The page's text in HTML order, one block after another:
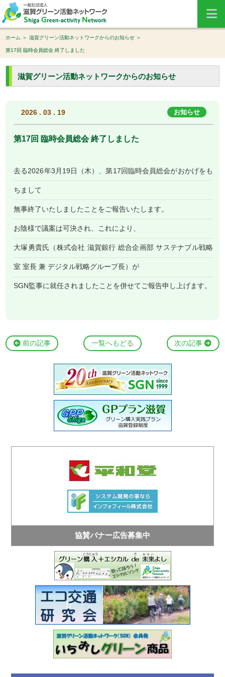
ホーム 滋賀グリーン活動ネットワークからのお知らせ
第17回 臨時会員総会 終了しました
滋賀グリーン活動ネットワークからのお知らせ
2026 . 03 . 19 お知らせ
第17回 臨時会員総会 終了しました
去る2026年3月19日（木）、第17回臨時会員総会がおかげをも
ちまして
無事終了いたしましたことをご報告いたします。
お陰様で議案は可決され、これにより、
大塚勇貴氏（株式会社 滋賀銀行 総合企画部 サステナブル戦略
室 室長 兼 デジタル戦略グループ長）が
SGN監事に就任されましたことを併せてご報告申し上げます。
前の記事 一覧へもどる 次の記事
協賛バナー広告募集中